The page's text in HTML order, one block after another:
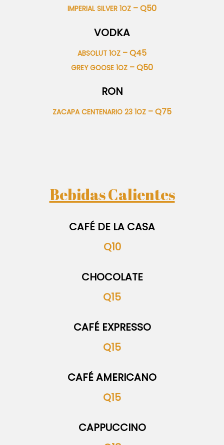
IMPERIAL SILVER 1OZ – Q50
VODKA
ABSOLUT 1OZ – Q45
GREY GOOSE 1OZ – Q50
RON
ZACAPA CENTENARIO 23 1OZ – Q75
Bebidas Calientes
CAFÉ DE LA CASA
Q10
CHOCOLATE
Q15
CAFÉ EXPRESSO
Q15
CAFÉ AMERICANO
Q15
CAPPUCCINO